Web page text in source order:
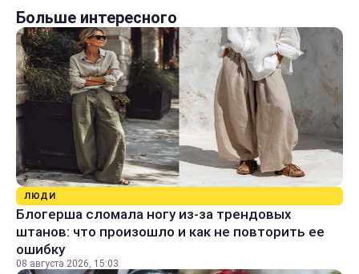
Больше интересного
ЛЮДИ
Блогерша сломала ногу из-за трендовых
штанов: что произошло и как не повторить ее
ошибку
08 августа 2026, 15:03